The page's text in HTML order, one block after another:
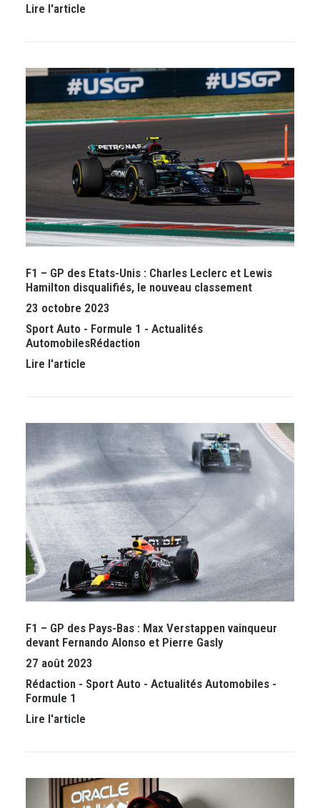
Lire l'article
F1 – GP des Etats-Unis : Charles Leclerc et Lewis
Hamilton disqualifiés, le nouveau classement
23 octobre 2023
Sport Auto - Formule 1 - Actualités
AutomobilesRédaction
Lire l'article
F1 – GP des Pays-Bas : Max Verstappen vainqueur
devant Fernando Alonso et Pierre Gasly
27 août 2023
Rédaction - Sport Auto - Actualités Automobiles -
Formule 1
Lire l'article